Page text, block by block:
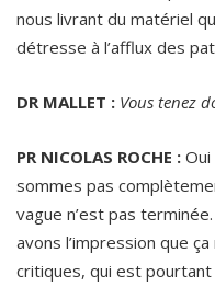
nous livrant du matériel
détresse à l’afflux des
DR MALLET : Vous tenez
PR NICOLAS ROCHE : Oui
sommes pas
vague n’est pas
avons l’impression que
critiques, qui est